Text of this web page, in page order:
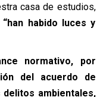
casa de estudios,
habido luces y
normativo, por
del acuerdo de
delitos ambientales,